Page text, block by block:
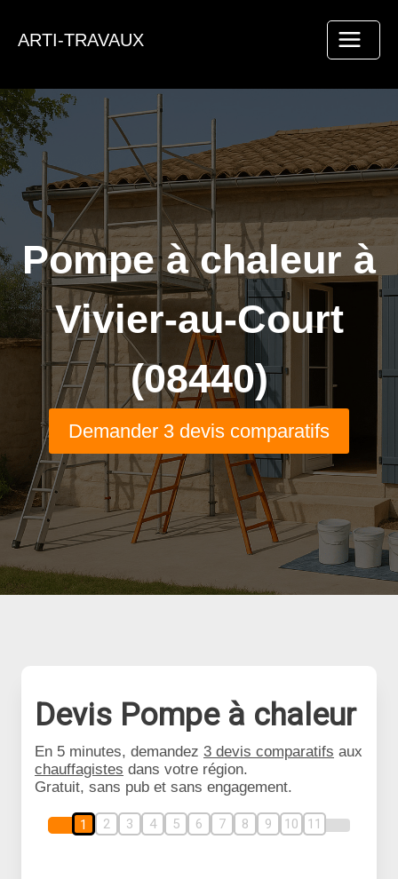
ARTI-TRAVAUX
Pompe à chaleur à
Vivier-au-Court
(08440)
Demander 3 devis comparatifs
Devis Pompe à chaleur
En 5 minutes, demandez 3 devis comparatifs aux
chauffagistes dans votre région.
Gratuit, sans pub et sans engagement.
1 2 3 4 5 6 7 8 9 10 11